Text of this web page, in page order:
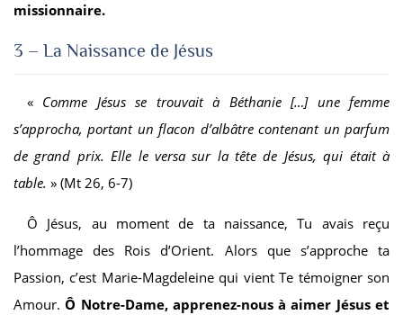
missionnaire.
3 – La Naissance de Jésus
« Comme Jésus se trouvait à Béthanie[…] une femme
s’approcha, portant un flacon d’albâtre contenant un parfum
de grand prix. Elle le versa sur la tête de Jésus, qui était à
table. » (Mt 26, 6-7)
Ô Jésus, au moment de ta naissance, Tu avais reçu
l’hommage des Rois d’Orient. Alors que s’approche ta
Passion, c’est Marie-Magdeleine qui vient Te témoigner son
Amour.Ô Notre-Dame, apprenez-nous à aimer Jésus et